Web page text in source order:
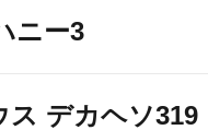
ニー3
ス デカヘソ319